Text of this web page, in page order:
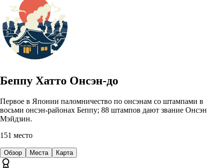
Беппу Хатто Онсэн-до
Первое в Японии паломничество по онсэнам со штампами в
восьми онсэн-районах Беппу; 88 штампов дают звание Онсэн
Мэйдзин.
151 место
Обзор Места Карта